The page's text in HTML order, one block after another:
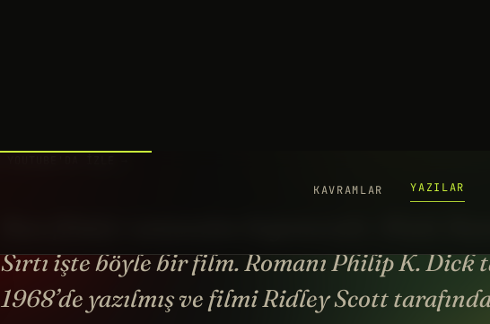
Sırtı işte böyle bir film. Romanı Philip K. Dick
1968’de yazılmış ve filmi Ridley Scott